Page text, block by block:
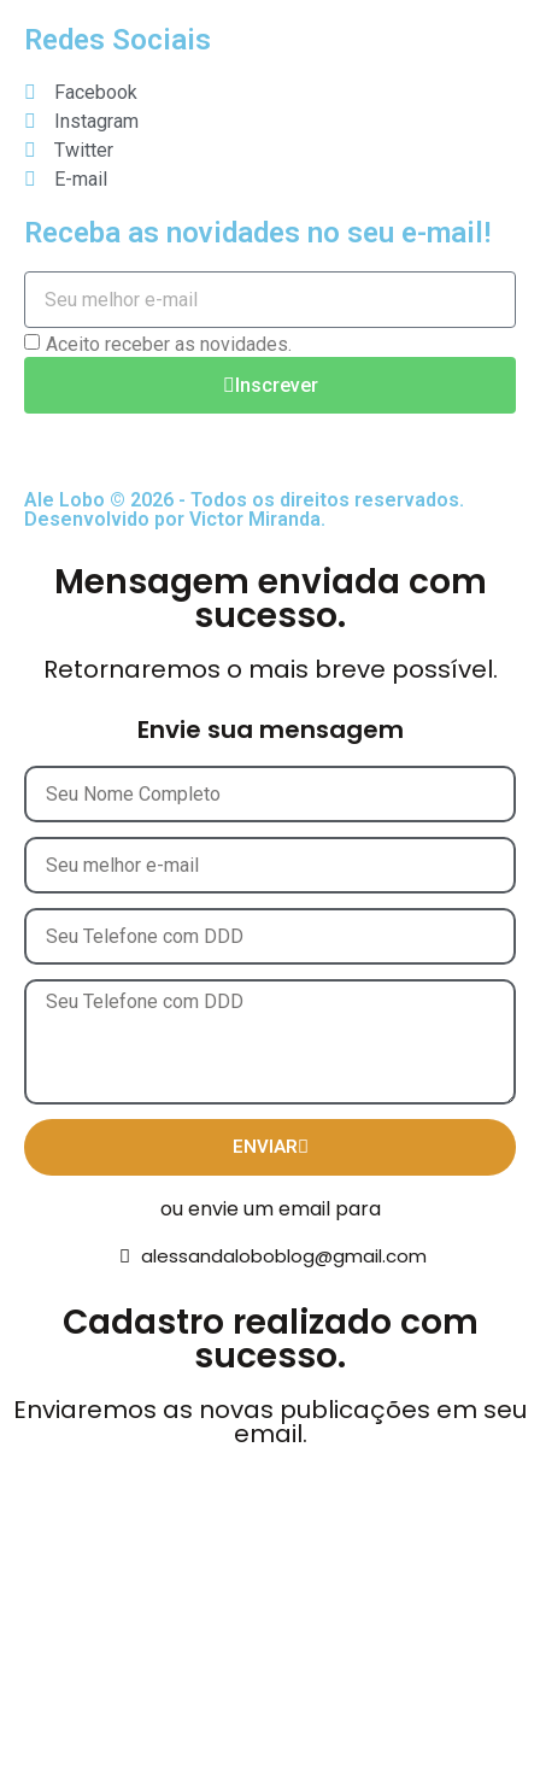
Redes Sociais
Facebook
Instagram
Twitter
E-mail
Receba as novidades no seu e-mail!
Aceito receber as novidades.
Inscrever
Ale Lobo © 2026 - Todos os direitos reservados.
Desenvolvido por Victor Miranda.
Mensagem enviada com
sucesso.
Retornaremos o mais breve possível.
Envie sua mensagem
ENVIAR
ou envie um email para
alessandaloboblog@gmail.com
Cadastro realizado com
sucesso.
Enviaremos as novas publicações em seu
email.